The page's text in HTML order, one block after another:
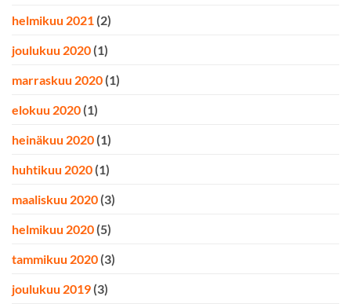
helmikuu 2021 (2)
joulukuu 2020 (1)
marraskuu 2020 (1)
elokuu 2020 (1)
heinäkuu 2020 (1)
huhtikuu 2020 (1)
maaliskuu 2020 (3)
helmikuu 2020 (5)
tammikuu 2020 (3)
joulukuu 2019 (3)